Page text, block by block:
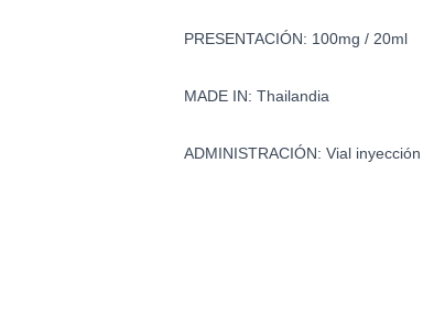
PRESENTACIÓN: 100mg / 20ml
MADE IN: Thailandia
ADMINISTRACIÓN: Vial inyección